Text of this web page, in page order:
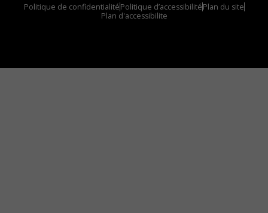
Politique de confidentialitéPolitique d’accessibilitéPlan du site
Plan d'accessibilite